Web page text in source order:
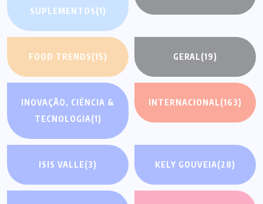
SUPLEMENTOS(1)
FOOD TRENDS(15) GERAL(19)
INOVAÇÃO, CIÊNCIA &
TECNOLOGIA(1)
INTERNACIONAL(163)
ISIS VALLE(3) KELY GOUVEIA(28)